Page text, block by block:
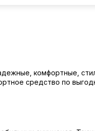
комфортные,
средство по